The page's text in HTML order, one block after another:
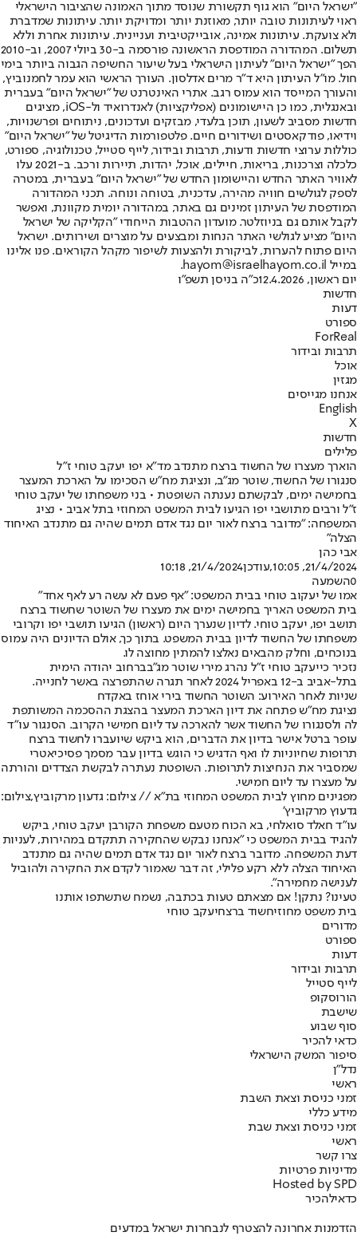
"ישראל היום" הוא גוף תקשורת שנוסד מתוך האמונה שהציבור הישראלי
ראוי לעיתונות טובה יותר, מאוזנת יותר ומדויקת יותר. עיתונות שמדברת
ולא צועקת. עיתונות אמינה, אובייקטיבית ועניינית. עיתונות אחרת וללא
תשלום. המהדורה המודפסת הראשונה פורסמה ב-30 ביולי 2007, וב-2010
הפך "ישראל היום" לעיתון הישראלי בעל שיעור החשיפה הגבוה ביותר בימי
חול. מו"ל העיתון היא ד"ר מרים אדלסון. העורך הראשי הוא עמר לחמנוביץ,
והעורך המייסד הוא עמוס רגב. אתרי האינטרנט של "ישראל היום" בעברית
ובאנגלית, כמו כן היישומונים (אפליקציות) לאנדרואיד ול-iOS, מציגים
חדשות מסביב לשעון, תוכן בלעדי, מבזקים ועדכונים, ניתוחים ופרשנויות,
וידיאו, פודקאסטים ושידורים חיים. פלטפורמות הדיגיטל של "ישראל היום"
כוללות ערוצי חדשות ודעות, תרבות ובידור, לייף סטייל, טכנולוגיה, ספורט,
כלכלה וצרכנות, בריאות, חיילים, אוכל, יהדות, תיירות ורכב. ב-2021 עלו
לאוויר האתר החדש והיישומון החדש של "ישראל היום" בעברית, במטרה
לספק לגולשים חוויה מהירה, עדכנית, בטוחה ונוחה. תכני המהדורה
המודפסת של העיתון זמינים גם באתר, במהדורה יומית מקוונת, ואפשר
לקבל אותם גם בניוזלטר. מועדון ההטבות הייחודי "הקליקה של ישראל
היום" מציע לגולשי האתר הנחות ומבצעים על מוצרים ושירותים. ישראל
היום פתוח להערות, לביקורת ולהצעות לשיפור מקהל הקוראים. פנו אלינו
במייל hayom@israelhayom.co.il.
יום ראשון, 12.4.2026
כ"ה בניסן תשפ"ו
חדשות
דעות
ספורט
ForReal
תרבות ובידור
אוכל
מגזין
אנחנו מגייסים
English
X
חדשות
פלילים
הוארך מעצרו של החשוד ברצח מתנדב מד"א יפו יעקב טוחי ז"ל
סנגורו של החשוד, שוטר מג"ב, ונציגת מח"ש הסכימו על הארכת המעצר
בחמישה ימים, לבקשתם נענתה השופטת • בני משפחתו של יעקב טוחי
ז"ל ורבים מתושבי יפו הגיעו לבית המשפט המחוזי בתל אביב • נציג
המשפחה: "מדובר ברצח לאור יום נגד אדם תמים שהיה גם מתנדב האיחוד
הצלה"
אבי כהן
21/4/2024, 10:05
,עודכן21/4/2024, 10:18
0השמעה
אמו של יעקוב טוחי בבית המשפט: "אף פעם לא עשה רע לאף אחד"
בית המשפט האריך בחמישה ימים את מעצרו של השוטר שחשוד ברצח
תושב יפו, יעקב טוחי. לדיון שנערך היום (ראשון) הגיעו תושבי יפו וקרובי
משפחתו של החשוד לדיון בבית המשפט. בתוך כך, אולם הדיונים היה עמוס
בנוכחים, וחלק מהבאים נאלצו להמתין מחוצה לו.
נזכיר כייעקב טוחי ז"ל נהרג מירי שוטר מג"בברחוב יהודה הימית
בתל-אביב ב-12 באפריל 2024 לאחר תגרה שהתפרצה באשר לחנייה.
שניות לאחר האירוע: השוטר החשוד בירי אוחז באקדח
נציגת מח"ש פתחה את דיון הארכת המעצר בהצגת ההסכמה המשותפת
לה ולסנגורו של החשוד אשר להארכה עד ליום חמישי הקרוב. הסנגור עו״ד
עופר ברטל אישר בדיון את הדברים, הוא ביקש שיועברו לחשוד ברצח
תרופות שחיוניות לו ואף הדגיש כי הוגש בדיון עבר מסמך פסיכיאטרי
שמסביר את הנחיצות לתרופות. השופטת נעתרה לבקשת הצדדים והורתה
על מעצרו עד ליום חמישי.
מפגינים מחוץ לבית המשפט המחוזי בת"א // צילום: גדעון מרקוביץ,צילום:
גדעוץ מרקוביץ'
עו"ד חאלד סואלחי, בא הכוח מטעם משפחת הקורבן יעקב טוחי, ביקש
להגיד בבית המשפט כי "אנחנו נבקש שהחקירה תתקדם במהירות, לעניות
דעת המשפחה. מדובר ברצח לאור יום נגד אדם תמים שהיה גם מתנדב
האיחוד הצלה ללא רקע פלילי, זה דבר שאמור לקדם את החקירה ולהוביל
לענישה מחמירה".
טעינו? נתקן! אם מצאתם טעות בכתבה, נשמח שתשתפו אותנו
בית משפט מחוזיחשוד ברצחיעקב טוחי
מדורים
ספורט
דעות
תרבות ובידור
לייף סטייל
הורוסקופ
שישבת
סוף שבוע
כדאי להכיר
סיפור המשק הישראלי
נדל"ן
ראשי
זמני כניסת וצאת השבת
מידע כללי
זמני כניסת וצאת שבת
ראשי
צרו קשר
מדיניות פרטיות
Hosted by SPD
כדאילהכיר
הזדמנות אחרונה להצטרף לנבחרות ישראל במדעים